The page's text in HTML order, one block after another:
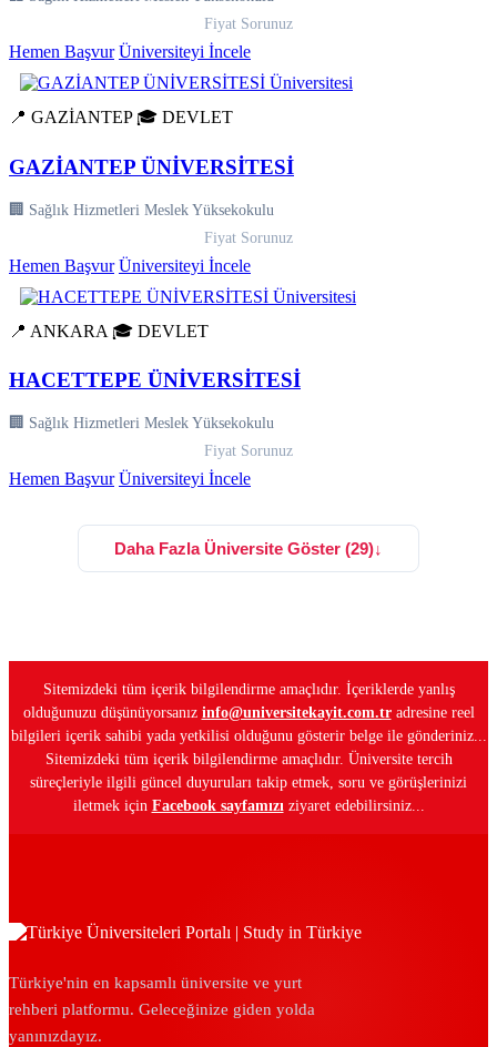
Fiyat Sorunuz
Hemen Başvur Üniversiteyi İncele
📍 GAZİANTEP 🎓 DEVLET
GAZİANTEP ÜNİVERSİTESİ
🏢 Sağlık Hizmetleri Meslek Yüksekokulu
Fiyat Sorunuz
Hemen Başvur Üniversiteyi İncele
📍 ANKARA 🎓 DEVLET
HACETTEPE ÜNİVERSİTESİ
🏢 Sağlık Hizmetleri Meslek Yüksekokulu
Fiyat Sorunuz
Hemen Başvur Üniversiteyi İncele
Daha Fazla Üniversite Göster (29)↓
Sitemizdeki tüm içerik bilgilendirme amaçlıdır. İçeriklerde yanlış
olduğunuzu düşünüyorsanız info@universitekayit.com.tradresine reel
bilgileri içerik sahibi yada yetkilisi olduğunu gösterir belge ile gönderiniz...
Sitemizdeki tüm içerik bilgilendirme amaçlıdır. Üniversite tercih
süreçleriyle ilgili güncel duyuruları takip etmek, soru ve görüşlerinizi
iletmek için Facebook sayfamızı ziyaret edebilirsiniz...
Türkiye'nin en kapsamlı üniversite ve yurt
rehberi platformu. Geleceğinize giden yolda
yanınızdayız.